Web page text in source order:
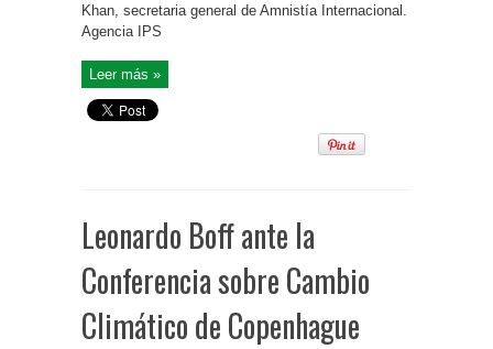
Khan, secretaria general de Amnistía Internacional.
Agencia IPS
Leer más »
Leonardo Boff ante la
Conferencia sobre Cambio
Climático de Copenhague